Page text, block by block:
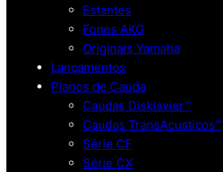
Estantes
Fones AKG
Originais Yamaha
Lançamentos
Pianos de Cauda
Caudas Disklavier™
Caudas TransAcusticos™
Série CF
Série CX